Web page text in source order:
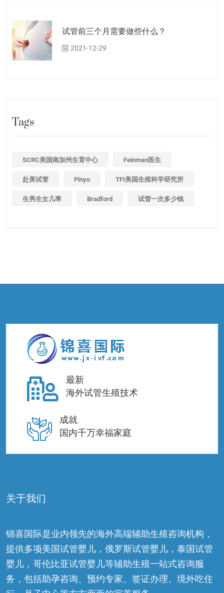
试管前三个月需要做些什么？
2021-12-29
Tags
SCRC美国南加州生育中心 Feinman医生
赴美试管 Pinyo TFI美国生殖科学研究所
生男生女几率 Bradford 试管一次多少钱
最新
海外试管生殖技术
成就
国内千万幸福家庭
关于我们
锦喜国际是业内领先的海外高端辅助生殖咨询机构，
提供多项美国试管婴儿，俄罗斯试管婴儿，泰国试管
婴儿，哥伦比亚试管婴儿等辅助生殖一站式咨询服
务，包括助孕咨询、预约专家、签证办理、境外吃住